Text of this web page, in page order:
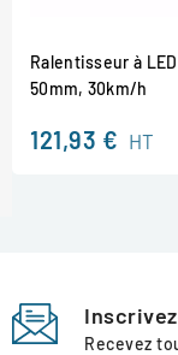
Ralentisseur à
50mm, 30km/h
121,93 € HT
Recevez